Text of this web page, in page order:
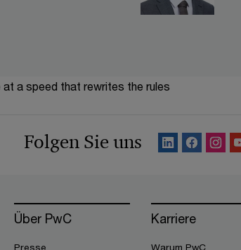
a speed that rewrites the rules
Folgen Sie uns
Über PwC
Presse
Karriere
Warum PwC